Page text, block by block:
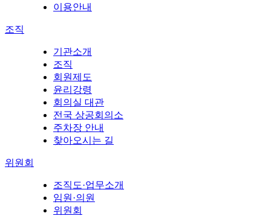
이용안내
조직
기관소개
조직
회원제도
윤리강령
회의실 대관
전국 상공회의소
주차장 안내
찾아오시는 길
위원회
조직도·업무소개
임원·의원
위원회